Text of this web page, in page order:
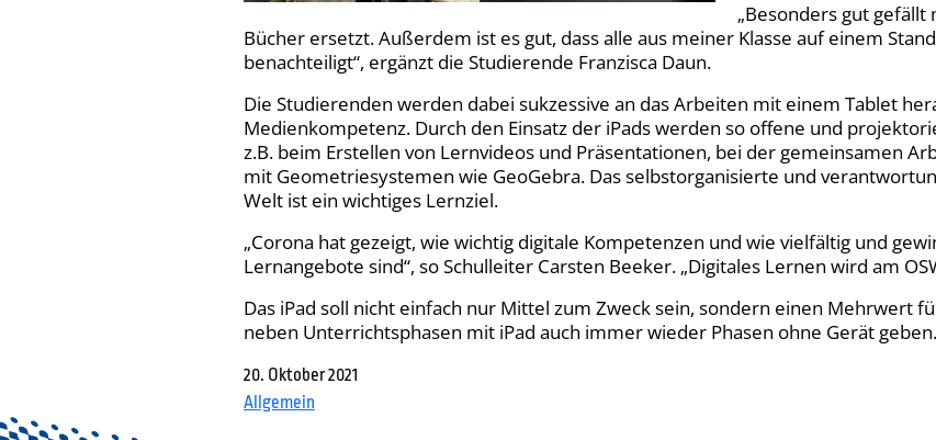
„Besonders gut gefällt
Bücher ersetzt. Außerdem ist es gut, dass alle aus meiner Klasse auf einem
benachteiligt“, ergänzt die Studierende Franzisca Daun.
Die Studierenden werden dabei sukzessive an das Arbeiten mit einem Tablet
Medienkompetenz. Durch den Einsatz der iPads werden so offene und
z.B. beim Erstellen von Lernvideos und Präsentationen, bei der gemeinsamen
mit Geometriesystemen wie GeoGebra. Das selbstorganisierte und
Welt ist ein wichtiges Lernziel.
„Corona hat gezeigt, wie wichtig digitale Kompetenzen und wie vielfältig und
Lernangebote sind“, so Schulleiter Carsten Beeker. „Digitales Lernen wird am
Das iPad soll nicht einfach nur Mittel zum Zweck sein, sondern einen Mehrwert
neben Unterrichtsphasen mit iPad auch immer wieder Phasen ohne Gerät geben.
20. Oktober 2021
Allgemein